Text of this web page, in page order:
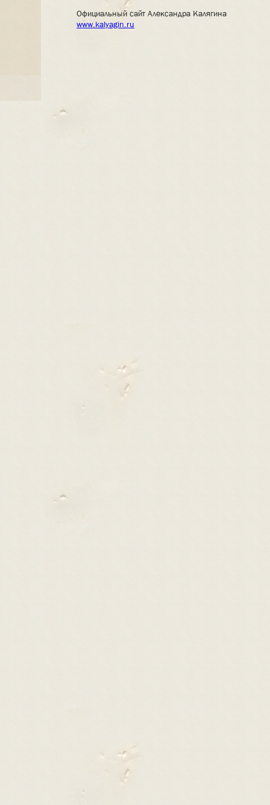
Официальный сайт Александра Калягина
www.kalyagin.ru